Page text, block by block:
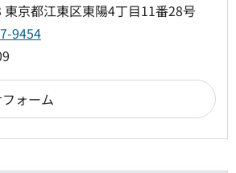
京都江東区東陽4丁目11番28号
9454